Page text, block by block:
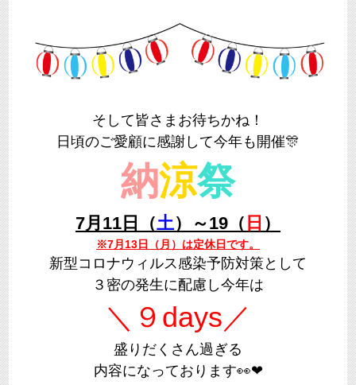
そして皆さまお待ちかね！
日頃のご愛顧に感謝して今年も開催🎊
納涼祭
7月11日（土）～19（ 日 ）
※7月13日（月）は定休日です。
新型コロナウィルス感染予防対策として
３密の発生に配慮し今年は
＼９days／
盛りだくさん過ぎる
内容になっております👀❤